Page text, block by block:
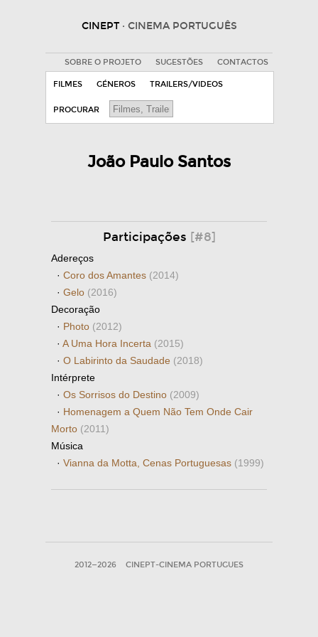
CINEPT · CINEMA PORTUGUÊS
SOBRE O PROJETO SUGESTÕES CONTACTOS
FILMES GÉNEROS TRAILERS/VIDEOS
PROCURAR
João Paulo Santos
Participações [#8]
Adereços
· Coro dos Amantes (2014)
· Gelo (2016)
Decoração
· Photo (2012)
· A Uma Hora Incerta (2015)
· O Labirinto da Saudade (2018)
Intérprete
· Os Sorrisos do Destino (2009)
· Homenagem a Quem Não Tem Onde Cair
Morto (2011)
Música
· Vianna da Motta, Cenas Portuguesas (1999)
2012—2026 CINEPT-CINEMA PORTUGUES